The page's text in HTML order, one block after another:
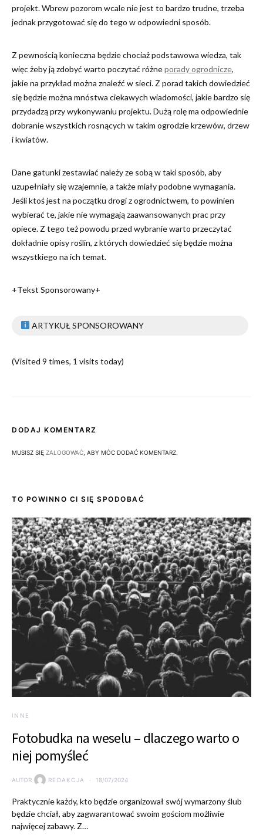
projekt. Wbrew pozorom wcale nie jest to bardzo trudne, trzeba
jednak przygotować się do tego w odpowiedni sposób.
Z pewnością konieczna będzie chociaż podstawowa wiedza, tak
więc żeby ją zdobyć warto poczytać różneporady ogrodnicze,
jakie na przykład można znaleźć w sieci. Z porad takich dowiedzieć
się będzie można mnóstwa ciekawych wiadomości, jakie bardzo się
przydadzą przy wykonywaniu projektu. Dużą rolę ma odpowiednie
dobranie wszystkich rosnących w takim ogrodzie krzewów, drzew
i kwiatów.
Dane gatunki zestawiać należy ze sobą w taki sposób, aby
uzupełniały się wzajemnie, a także miały podobne wymagania.
Jeśli ktoś jest na początku drogi z ogrodnictwem, to powinien
wybierać te, jakie nie wymagają zaawansowanych prac przy
opiece. Z tego też powodu przed wybranie warto przeczytać
dokładnie opisy roślin, z których dowiedzieć się będzie można
wszystkiego na ich temat.
+Tekst Sponsorowany+
ARTYKUŁ SPONSOROWANY
(Visited 9 times, 1 visits today)
DODAJ KOMENTARZ
MUSISZ SIĘ ZALOGOWAĆ , ABY MÓC DODAĆ KOMENTARZ.
TO POWINNO CI SIĘ SPODOBAĆ
INNE
Fotobudka na weselu – dlaczego warto o
niej pomyśleć
AUTOR REDAKCJA 18/07/2024
Praktycznie każdy, kto będzie organizował swój wymarzony ślub
będzie chciał, aby zagwarantować swoim gościom możliwie
najwięcej zabawy. Z…